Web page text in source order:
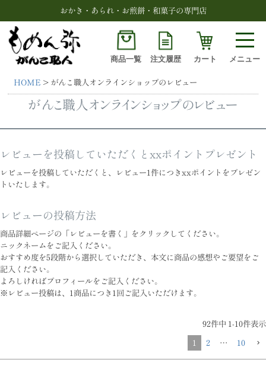
おかき・あられ・お煎餅・和菓子の専門店
商品一覧 注文履歴 カート メニュー
検索
HOME がんこ職人オンラインショップのレビュー
がんこ職人オンラインショップのレビュー
レビューを投稿していただくとxxポイントプレゼント
レビューを投稿していただくと、レビュー1件につきxxポイントをプレゼン
トいたします。
レビューの投稿方法
商品詳細ページの「レビューを書く」をクリックしてください。
ニックネームをご記入ください。
おすすめ度を5段階から選択していただき、本文に商品の感想やご要望をご
記入ください。
よろしければプロフィールをご記入ください。
※レビュー投稿は、1商品につき1回ご記入いただけます。
92件中 1 -10件表示
1 2 … 10